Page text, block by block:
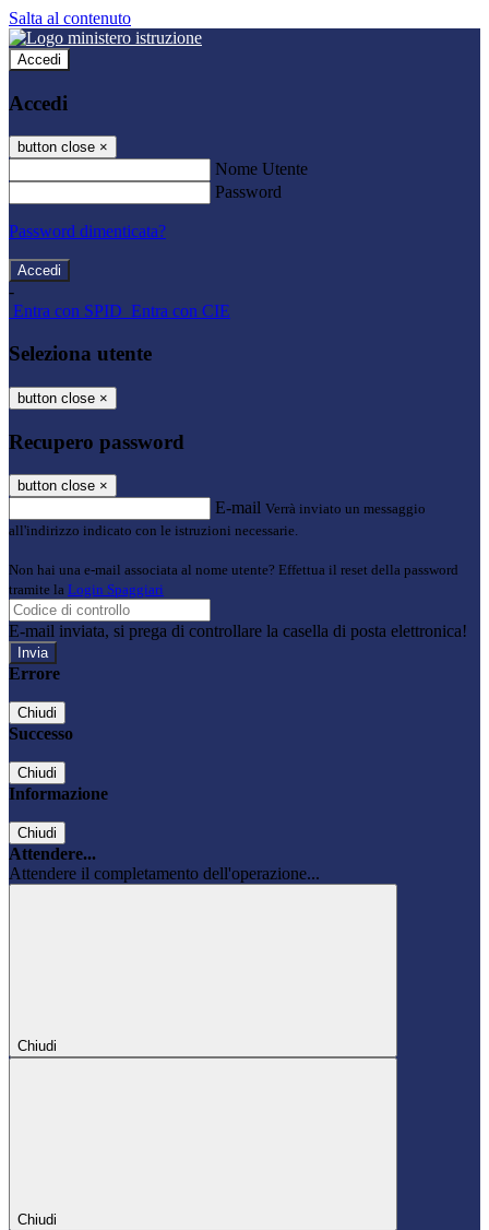
Salta al contenuto
Accedi
Accedi
button close ×
Nome Utente
Password
Password dimenticata?
-
Entra con SPID Entra con CIE
Seleziona utente
button close ×
Recupero password
button close ×
E-mail Verrà inviato un messaggio
all'indirizzo indicato con le istruzioni necessarie.
Non hai una e-mail associata al nome utente? Effettua il reset della password
tramite la Login Spaggiari
E-mail inviata, si prega di controllare la casella di posta elettronica!
Errore
Chiudi
Successo
Chiudi
Informazione
Chiudi
Attendere...
Attendere il completamento dell'operazione...
Chiudi
Chiudi